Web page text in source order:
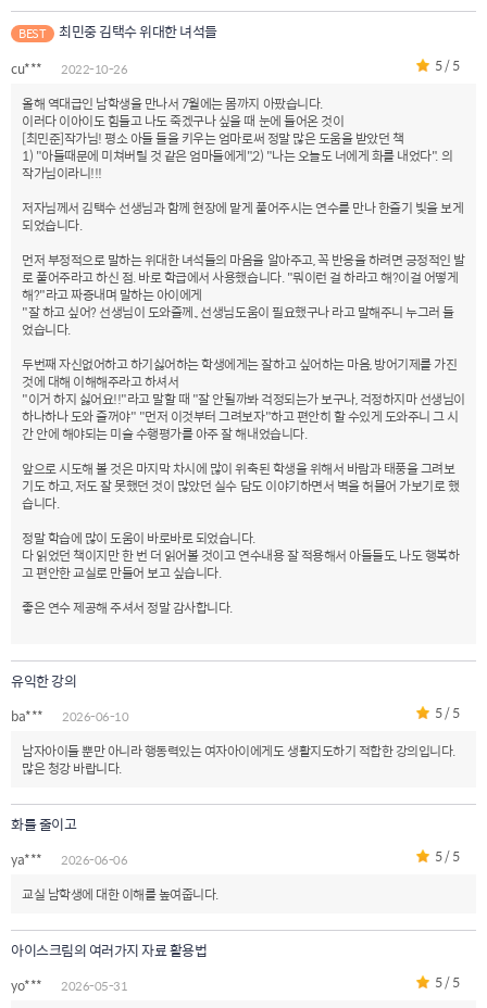
BEST 최민중 김택수 위대한 녀석들
cu*** 2022-10-26
5 / 5
올해 역대급인 남학생을 만나서 7월에는 몸까지 아팠습니다.
이러다 이아이도 힘들고 나도 죽겠구나 싶을 때 눈에 들어온 것이
[최민준]작가님! 평소 아들 둘을 키우는 엄마로써 정말 많은 도움을 받았던 책
1) "아들때문에 미쳐버릴 것 같은 엄마들에게",2) "나는 오늘도 너에게 화를 내었다". 의
작가님이라니!!!
저자님께서 김택수 선생님과 함께 현장에 맡게 풀어주시는 연수를 만나 한줄기 빛을 보게
되었습니다.
먼저 부정적으로 말하는 위대한 녀석들의 마음을 알아주고, 꼭 반응을 하려면 긍정적인 발
로 풀어주라고 하신 점. 바로 학급에서 사용했습니다. "뭐이런 걸 하라고 해?이걸 어떻게
해?"라고 짜증내며 말하는 아이에게
"잘 하고 싶어? 선생님이 도와줄께., 선생님도움이 필요했구나 라고 말해주니 누그러 들
었습니다.
두번째 자신없어하고 하기싫어하는 학생에게는 잘하고 싶어하는 마음, 방어기제를 가진
것에 대해 이해해주라고 하셔서
"이거 하지 싫어요!!"라고 말할 때 "잘 안될까봐 걱정되는가 보구나, 걱정하지마 선생님이
하나하나 도와 줄꺼야" "먼저 이것부터 그려보자"하고 편안히 할 수있게 도와주니 그 시
간 안에 해야되는 미술 수행평가를 아주 잘 해내었습니다.
앞으로 시도해 볼 것은 마지막 차시에 많이 위축된 학생을 위해서 바람과 태풍을 그려보
기도 하고, 저도 잘 못했던 것이 많았던 실수 담도 이야기하면서 벽을 허물어 가보기로 했
습니다.
정말 학습에 많이 도움이 바로바로 되었습니다.
다 읽었던 책이지만 한 번 더 읽어볼 것이고 연수내용 잘 적용해서 아들들도, 나도 행복하
고 편안한 교실로 만들어 보고 싶습니다.
좋은 연수 제공해 주셔서 정말 감사합니다.
유익한 강의
ba*** 2026-06-10
5 / 5
남자아이들 뿐만 아니라 행동력있는 여자아이에게도 생활지도하기 적합한 강의입니다.
많은 청강 바랍니다.
화를 줄이고
ya*** 2026-06-06
5 / 5
교실 남학생에 대한 이해를 높여줍니다.
아이스크림의 여러가지 자료 활용법
yo*** 2026-05-31
5 / 5